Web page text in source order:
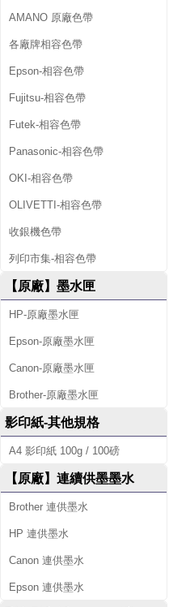
AMANO 原廠色帶
各廠牌相容色帶
Epson-相容色帶
Fujitsu-相容色帶
Futek-相容色帶
Panasonic-相容色帶
OKI-相容色帶
OLIVETTI-相容色帶
收銀機色帶
列印市集-相容色帶
【原廠】墨水匣
HP-原廠墨水匣
Epson-原廠墨水匣
Canon-原廠墨水匣
Brother-原廠墨水匣
影印紙-其他規格
A4 影印紙 100g / 100磅
【原廠】連續供墨墨水
Brother 連供墨水
HP 連供墨水
Canon 連供墨水
Epson 連供墨水